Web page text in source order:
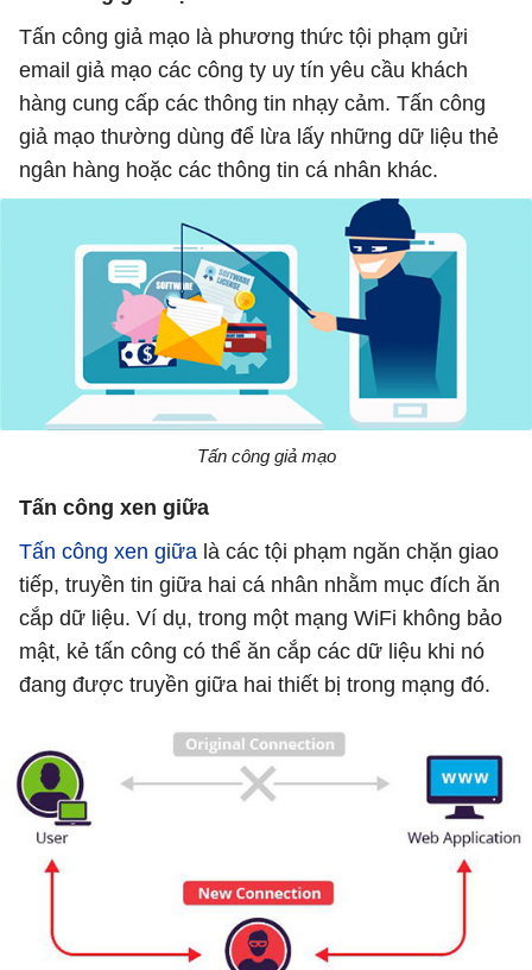
Tấn công giả mạo là phương thức tội phạm gửi
email giả mạo các công ty uy tín yêu cầu khách
hàng cung cấp các thông tin nhạy cảm. Tấn công
giả mạo thường dùng để lừa lấy những dữ liệu thẻ
ngân hàng hoặc các thông tin cá nhân khác.
Tấn công giả mạo
Tấn công xen giữa
Tấn công xen giữa là các tội phạm ngăn chặn giao
tiếp, truyền tin giữa hai cá nhân nhằm mục đích ăn
cắp dữ liệu. Ví dụ, trong một mạng WiFi không bảo
mật, kẻ tấn công có thể ăn cắp các dữ liệu khi nó
đang được truyền giữa hai thiết bị trong mạng đó.